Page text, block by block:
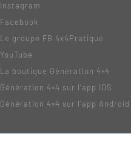
Instagram
Facebook
Le groupe FB 4x4Pratique
YouTube
La boutique Génération 4×4
Génération 4×4 sur l’app IOS
Génération 4×4 sur l’app Android